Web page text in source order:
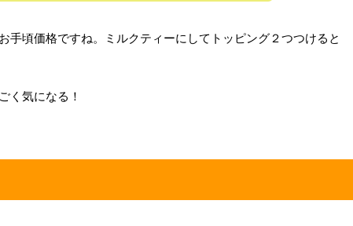
手頃価格ですね。ミルクティーにしてトッピング２つつけると
く気になる！